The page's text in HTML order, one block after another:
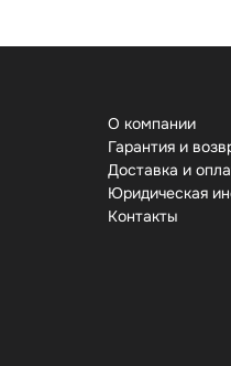
О компании
Гарантия и
Доставка и
Юридическая
Контакты